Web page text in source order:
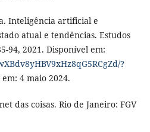
Inteligência artificial e
atual e tendências. Estudos
94, 2021. Disponível em:
?
em: 4 maio 2024.
das coisas. Rio de Janeiro: FGV